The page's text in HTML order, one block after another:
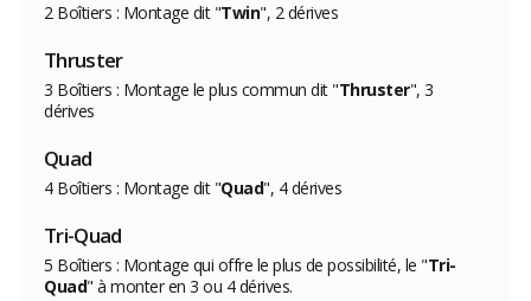
2 Boîtiers : Montage dit "Twin", 2 dérives
Thruster
3 Boîtiers : Montage le plus commun dit "Thruster", 3
dérives
Quad
4 Boîtiers : Montage dit "Quad", 4 dérives
Tri-Quad
5 Boîtiers : Montage qui offre le plus de possibilité, le "Tri-
Quad" à monter en 3 ou 4 dérives.